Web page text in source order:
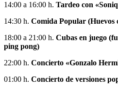
14:00 a 16:00 h. Tardeo con
14:30 h. Comida Popular (Huevos
18:00 a 21:00 h. Cubas en juego
ping pong)
22:00 h. Concierto «Gonzalo
01:00 h. Concierto de versiones